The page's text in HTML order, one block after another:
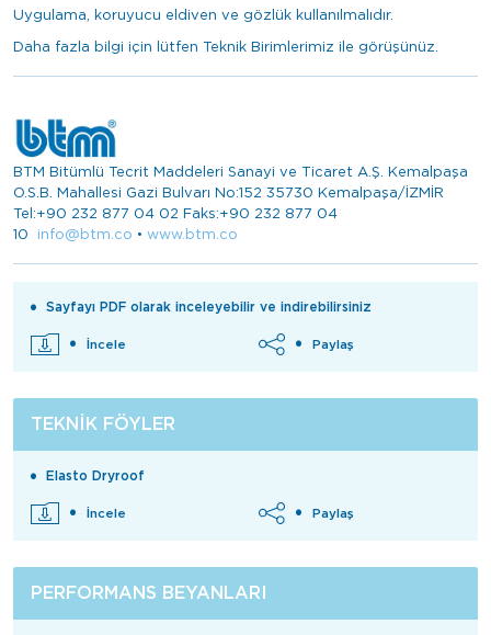
Uygulama, koruyucu eldiven ve gözlük kullanılmalıdır.
Daha fazla bilgi için lütfen Teknik Birimlerimiz ile görüşünüz.
BTM Bitümlü Tecrit Maddeleri Sanayi ve Ticaret A.Ş. Kemalpaşa
O.S.B. Mahallesi Gazi Bulvarı No:152 35730 Kemalpaşa/İZMİR
Tel:+90 232 877 04 02 Faks:+90 232 877 04
10 info@btm.co • www.btm.co
Sayfayı PDF olarak inceleyebilir ve indirebilirsiniz
İncele Paylaş
TEKNIK FÖYLER
Elasto Dryroof
İncele Paylaş
PERFORMANS BEYANLARI